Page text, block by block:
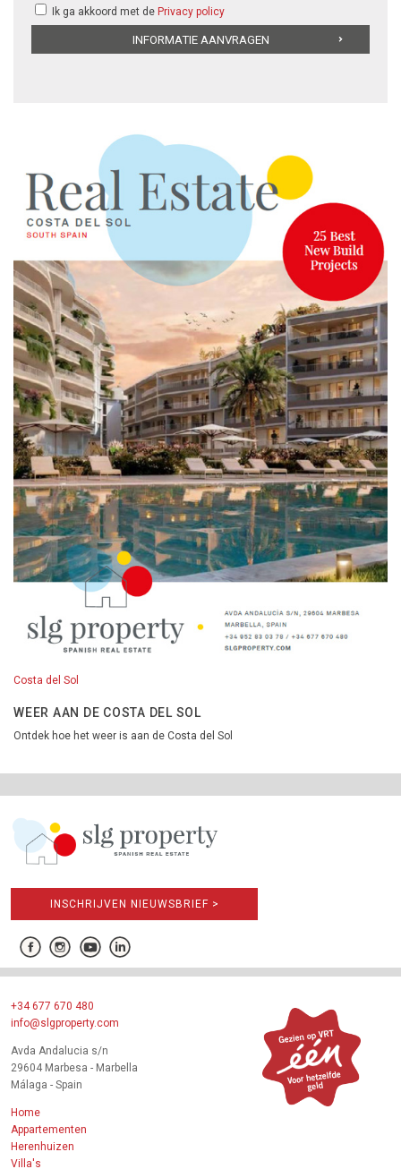
Ik ga akkoord met de Privacy policy
Costa del Sol
WEER AAN DE COSTA DEL SOL
Ontdek hoe het weer is aan de Costa del Sol
INSCHRIJVEN NIEUWSBRIEF >
+34 677 670 480
info@slgproperty.com
Avda Andalucia s/n
29604 Marbesa - Marbella
Málaga - Spain
Home
Appartementen
Herenhuizen
Villa's